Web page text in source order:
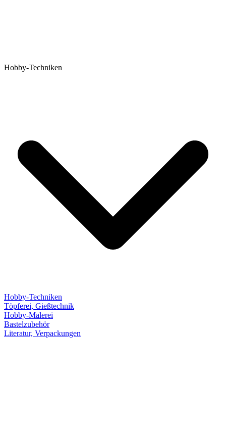
Hobby-Techniken
Hobby-Techniken
Töpferei, Gießtechnik
Hobby-Malerei
Bastelzubehör
Literatur, Verpackungen